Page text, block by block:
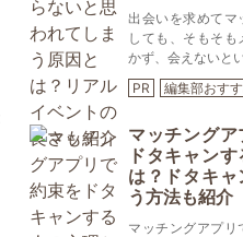
出会いを求めてマ
しても、そもそ
かず、会えないと
PR
編集部おす
マッチング
ドタキャン
は？ドタキ
う方法も紹介
マッチングアプリ